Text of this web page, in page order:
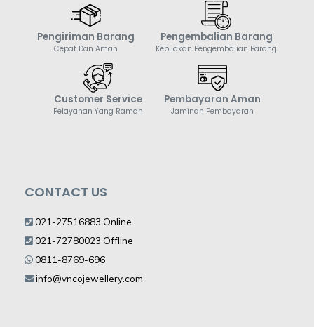
Pengiriman Barang
Cepat Dan Aman
Pengembalian Barang
Kebijakan Pengembalian Barang
Customer Service
Pelayanan Yang Ramah
Pembayaran Aman
Jaminan Pembayaran
CONTACT US
021-27516883 Online
021-72780023 Offline
0811-8769-696
info@vncojewellery.com